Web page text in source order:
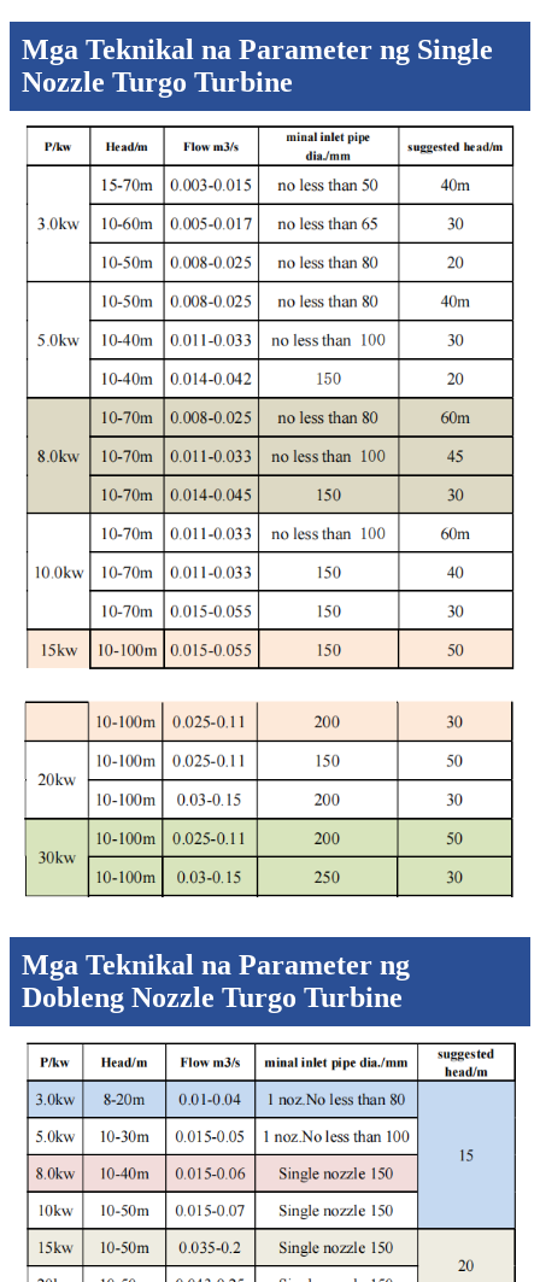
Mga Teknikal na Parameter ng Single
Nozzle Turgo Turbine
Mga Teknikal na Parameter ng
Dobleng Nozzle Turgo Turbine